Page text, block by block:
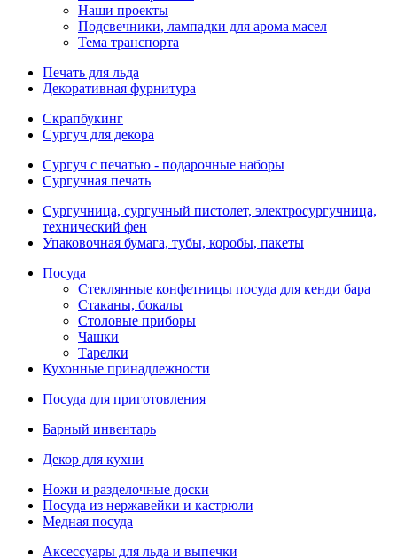
Наши проекты
Подсвечники, лампадки для арома масел
Тема транспорта
Печать для льда
Декоративная фурнитура
Скрапбукинг
Сургуч для декора
Сургуч с печатью - подарочные наборы
Сургучная печать
Сургучница, сургучный пистолет, электросургучница,
технический фен
Упаковочная бумага, тубы, коробы, пакеты
Посуда
Стеклянные конфетницы посуда для кенди бара
Стаканы, бокалы
Столовые приборы
Чашки
Тарелки
Кухонные принадлежности
Посуда для приготовления
Барный инвентарь
Декор для кухни
Ножи и разделочные доски
Посуда из нержавейки и кастрюли
Медная посуда
Аксессуары для льда и выпечки